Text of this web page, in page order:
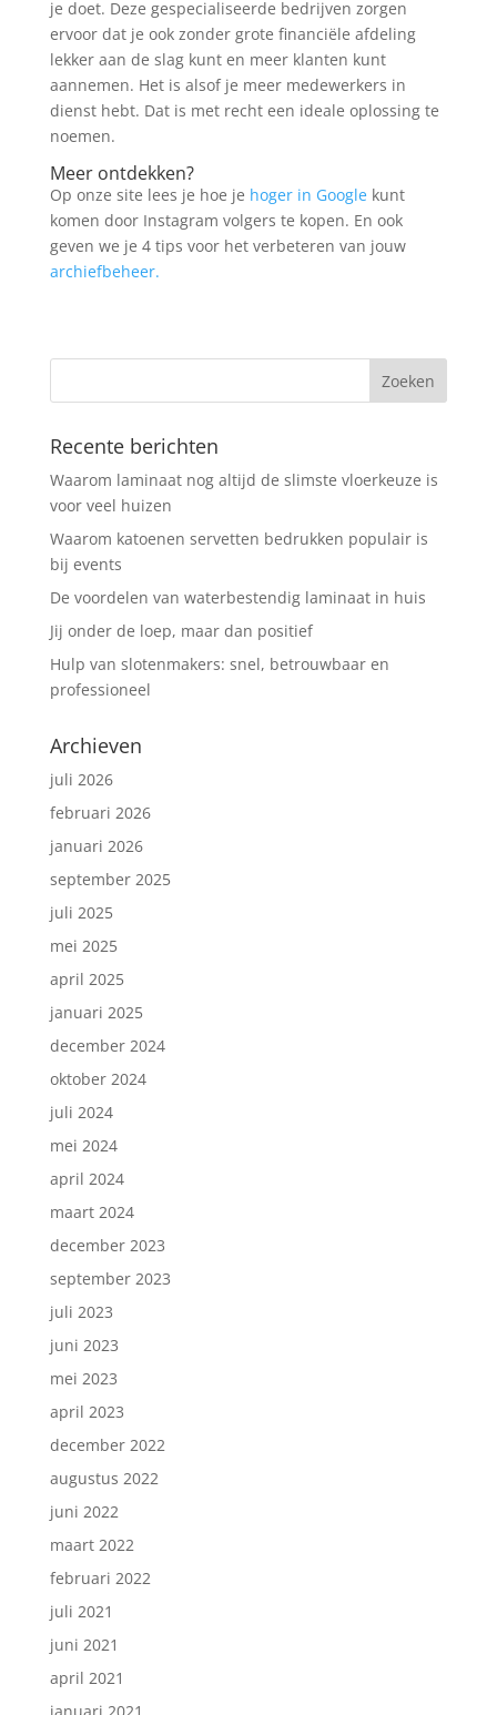
je doet. Deze gespecialiseerde bedrijven zorgen
ervoor dat je ook zonder grote financiële afdeling
lekker aan de slag kunt en meer klanten kunt
aannemen. Het is alsof je meer medewerkers in
dienst hebt. Dat is met recht een ideale oplossing te
noemen.
Meer ontdekken?
Op onze site lees je hoe je hoger in Googlekunt
komen door Instagram volgers te kopen. En ook
geven we je 4 tips voor het verbeteren van jouw
archiefbeheer.
Recente berichten
Waarom laminaat nog altijd de slimste vloerkeuze is
voor veel huizen
Waarom katoenen servetten bedrukken populair is
bij events
De voordelen van waterbestendig laminaat in huis
Jij onder de loep, maar dan positief
Hulp van slotenmakers: snel, betrouwbaar en
professioneel
Archieven
juli 2026
februari 2026
januari 2026
september 2025
juli 2025
mei 2025
april 2025
januari 2025
december 2024
oktober 2024
juli 2024
mei 2024
april 2024
maart 2024
december 2023
september 2023
juli 2023
juni 2023
mei 2023
april 2023
december 2022
augustus 2022
juni 2022
maart 2022
februari 2022
juli 2021
juni 2021
april 2021